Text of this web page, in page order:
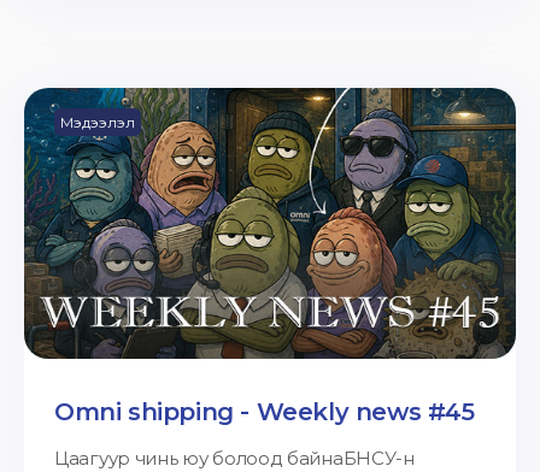
Мэдээлэл
Omni shipping - Weekly news #45
Цаагуур чинь юу болоод байнаБНСУ-н